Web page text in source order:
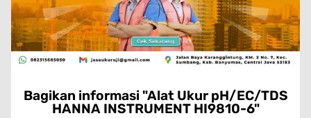
Bagikan informasi "Alat Ukur pH/EC/TDS
HANNA INSTRUMENT HI9810-6"